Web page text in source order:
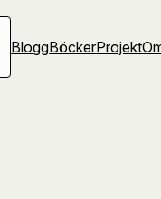
BloggBöckerProjekt